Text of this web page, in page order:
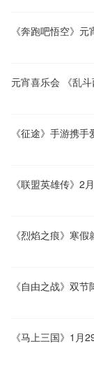
《奔跑吧悟空》
《联盟英雄传》2
《烈焰之痕》寒